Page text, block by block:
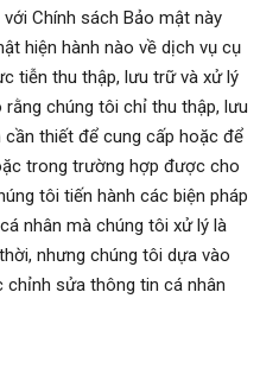
Chính sách Bảo mật này
hiện hành nào về dịch vụ cụ
tiễn thu thập, lưu trữ và xử lý
chúng tôi chỉ thu thập, lưu
thiết để cung cấp hoặc để
trong trường hợp được cho
tôi tiến hành các biện pháp
nhân mà chúng tôi xử lý là
nhưng chúng tôi dựa vào
sửa thông tin cá nhân